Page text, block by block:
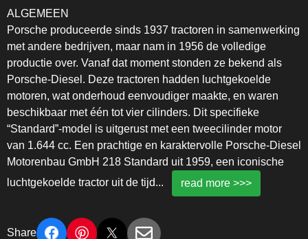
ALGEMEEN
Porsche produceerde sinds 1937 tractoren in samenwerking
met andere bedrijven, maar nam in 1956 de volledige
productie over. Vanaf dat moment stonden ze bekend als
Porsche-Diesel. Deze tractoren hadden luchtgekoelde
motoren, wat onderhoud eenvoudiger maakte, en waren
beschikbaar met één tot vier cilinders. Dit specifieke
“Standard”-model is uitgerust met een tweecilinder motor
van 1.644 cc. Een prachtige en karaktervolle Porsche-Diesel
Motorenbau GmbH 218 Standard uit 1959, een iconische
luchtgekoelde tractor uit de tijd... read more >>>
Share